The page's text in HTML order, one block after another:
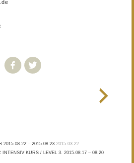
2015.08.22 – 2015.08.23 2015.03.22
INTENSIV KURS / LEVEL 3. 2015.08.17 – 08.20